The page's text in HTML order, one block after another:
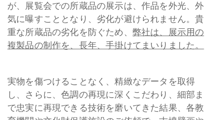
が、展覧会での所蔵品の展示は、作品を外光、外
気に曝すこととなり、劣化が避けられません。貴
重な所蔵品の劣化を防ぐため、 弊社は、展示用の
複製品の制作を、長年、手掛けてまいりました。
実物を傷つけることなく、精緻なデータを取得
し、さらに、色調の再現に深くこだわり、細部ま
で忠実に再現できる技術を磨いてきた結果、各教